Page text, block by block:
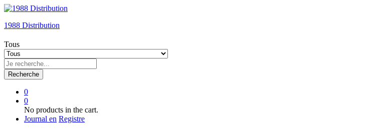
1988 Distribution
Tous
Recherche
0
0
No products in the cart.
Journal en Registre